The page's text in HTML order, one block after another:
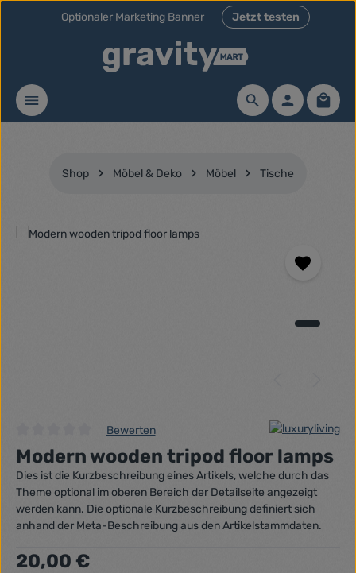
Zum Hauptinhalt springen
Optionaler Marketing Banner Jetzt testen
Shop Möbel & Deko Möbel Tische
Bildergalerie überspringen
Durchschnittliche Bewertung von 0 von 5 Sternen
Bewerten
Modern wooden tripod floor lamps
Dies ist die Kurzbeschreibung eines Artikels, welche durch das
Theme optional im oberen Bereich der Detailseite angezeigt
werden kann. Die optionale Kurzbeschreibung definiert sich
anhand der Meta-Beschreibung aus den Artikelstammdaten.
Regulärer Preis:
20,00 €